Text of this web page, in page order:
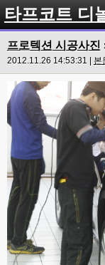
타프코트 디
프로텍션 시공사진
2012.11.26 14:53:31 | 본